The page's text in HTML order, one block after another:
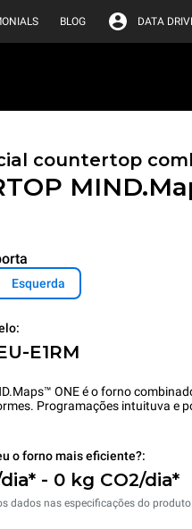
BLOG DATA
countertop
Esquerda
E1RM
ONE é o forno
Programações intuituva e
o forno mais eficiente?:
- 0 kg CO2/dia*
dados nas especificações do produto.